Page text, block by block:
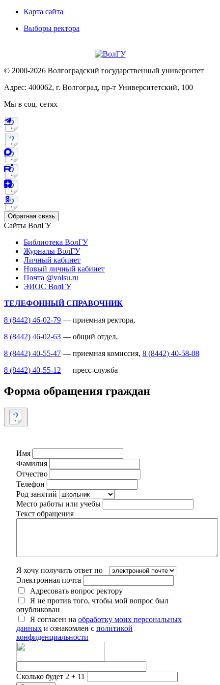
Карта сайта
Выборы ректора
© 2000-2026 Волгоградский государственный университет
Адрес: 400062, г. Волгоград, пр-т Университетский, 100
Мы в соц. сетях
Обратная связь
Сайты ВолГУ
Библиотека ВолГУ
Журналы ВолГУ
Личный кабинет
Новый личный кабинет
Почта @volsu.ru
ЭИОС ВолГУ
ТЕЛЕФОННЫЙ СПРАВОЧНИК
8 (8442) 46-02-79 — приемная ректора,
8 (8442) 46-02-63 — общий отдел,
8 (8442) 40-55-47 — приемная комиссия, 8 (8442) 40-58-08
8 (8442) 40-55-12 — пресс-служба
Форма обращения граждан
Имя
Фамилия
Отчество
Телефон
Род занятий
Место работы или учебы
Текст обращения
Я хочу получить ответ по
Электронная почта
Адресовать вопрос ректору
Я не против того, чтобы мой вопрос был
опубликован
Я согласен на обработку моих персональных
данных и ознакомлен с политикой
конфиденциальности
Сколько будет 2 + 11